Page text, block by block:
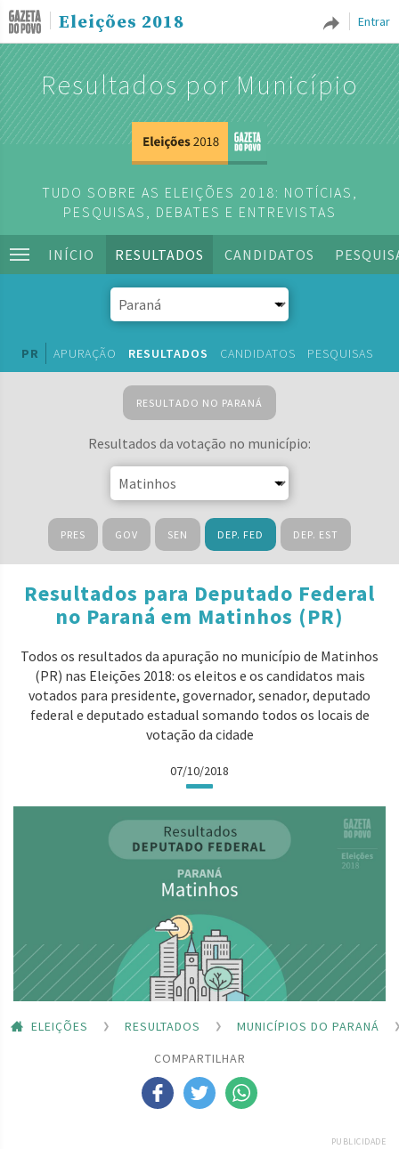
Entrar
Eleições 2018
Resultados por Município
TUDO SOBRE AS ELEIÇÕES 2018: NOTÍCIAS,
PESQUISAS, DEBATES E ENTREVISTAS
INÍCIO RESULTADOS CANDIDATOS
PR APURAÇÃO RESULTADOS CANDIDATOS PESQUISAS
RESULTADO NO PARANÁ
Resultados da votação no município:
PRES GOV SEN DEP. FED DEP. EST
Resultados para Deputado Federal
no Paraná em Matinhos (PR)
Todos os resultados da apuração no município de Matinhos
(PR) nas Eleições 2018: os eleitos e os candidatos mais
votados para presidente, governador, senador, deputado
federal e deputado estadual somando todos os locais de
votação da cidade
07/10/2018
ELEIÇÕES RESULTADOS
MUNICÍPIOS DO PARANÁ
COMPARTILHAR
PUBLICIDADE